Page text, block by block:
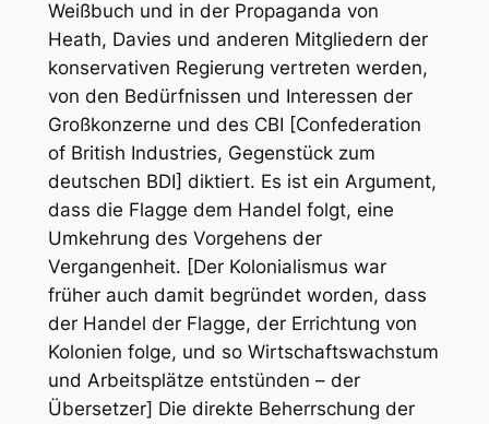
Weißbuch und in der Propaganda von
Heath, Davies und anderen Mitgliedern der
konservativen Regierung vertreten werden,
von den Bedürfnissen und Interessen der
Großkonzerne und des CBI [Confederation
of British Industries, Gegenstück zum
deutschen BDI] diktiert. Es ist ein Argument,
dass die Flagge dem Handel folgt, eine
Umkehrung des Vorgehens der
Vergangenheit. [Der Kolonialismus war
früher auch damit begründet worden, dass
der Handel der Flagge, der Errichtung von
Kolonien folge, und so Wirtschaftswachstum
und Arbeitsplätze entstünden – der
Übersetzer] Die direkte Beherrschung der